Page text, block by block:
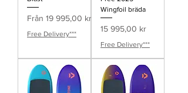
Från 19 995,00 kr
Reapris
Free Delivery***
Wingfoil bräda
Pris
15 995,00 kr
Free Delivery***